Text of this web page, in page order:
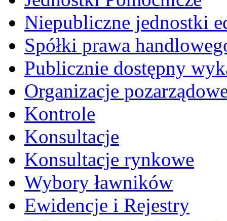
Niepubliczne jednostki
Spółki prawa
Publicznie dostępny
Organizacje
Kontrole
Konsultacje
Konsultacje rynkowe
Wybory ławników
Ewidencje i Rejestry